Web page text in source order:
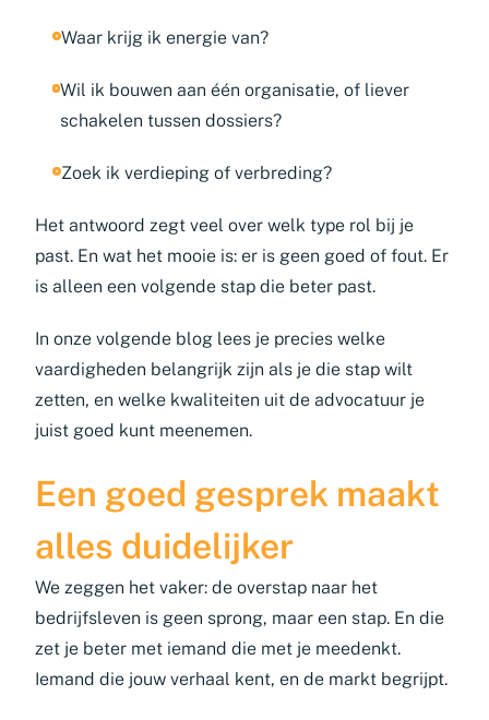
Waar krijg ik energie van?
Wil ik bouwen aan één organisatie, of liever
schakelen tussen dossiers?
Zoek ik verdieping of verbreding?
Het antwoord zegt veel over welk type rol bij je
past. En wat het mooie is: er is geen goed of fout. Er
is alleen een volgende stap die beter past.
In onze volgende blog lees je precies welke
vaardigheden belangrijk zijn als je die stap wilt
zetten, en welke kwaliteiten uit de advocatuur je
juist goed kunt meenemen.
Een goed gesprek maakt
alles duidelijker
We zeggen het vaker: de overstap naar het
bedrijfsleven is geen sprong, maar een stap. En die
zet je beter met iemand die met je meedenkt.
Iemand die jouw verhaal kent, en de markt begrijpt.